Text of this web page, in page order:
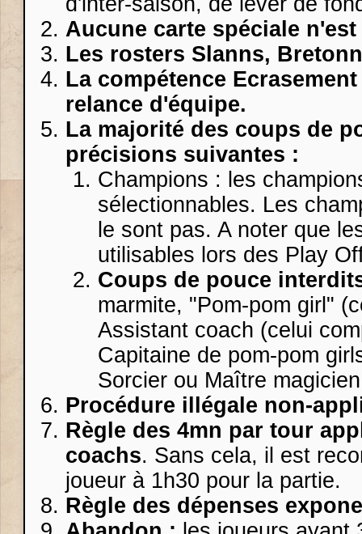
Aucune carte spéciale
Les rosters Slanns,
La compétence
relance d'équipe.
La majorité des coups de
précisions suivantes :
Champions : les
sélectionnables. Les
le sont pas. A noter que
utilisables lors des Play
Coups de pouce
marmite, "Pom-pom girl"
Assistant coach (celui
Capitaine de pom-pom
Sorcier ou Maître
Procédure illégale non-
Règle des 4mn par tour
coachs. Sans cela, il est
joueur à 1h30 pour la partie.
Règle des dépenses